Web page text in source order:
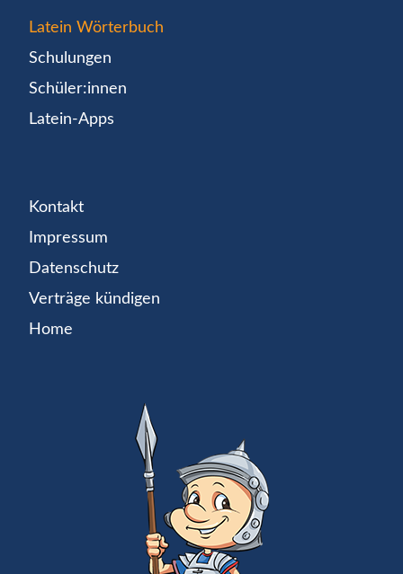
Latein Wörterbuch
Schulungen
Schüler:innen
Latein-Apps
Kontakt
Impressum
Datenschutz
Verträge kündigen
Home